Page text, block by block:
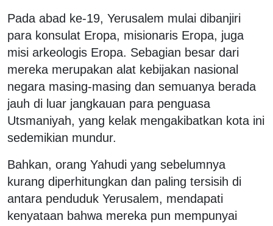
Pada abad ke-19, Yerusalem mulai dibanjiri
para konsulat Eropa, misionaris Eropa, juga
misi arkeologis Eropa. Sebagian besar dari
mereka merupakan alat kebijakan nasional
negara masing-masing dan semuanya berada
jauh di luar jangkauan para penguasa
Utsmaniyah, yang kelak mengakibatkan kota ini
sedemikian mundur.
Bahkan, orang Yahudi yang sebelumnya
kurang diperhitungkan dan paling tersisih di
antara penduduk Yerusalem, mendapati
kenyataan bahwa mereka pun mempunyai